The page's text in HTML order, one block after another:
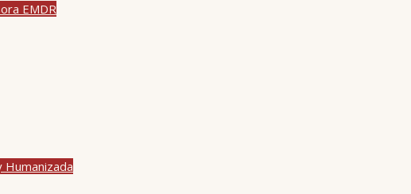
EMDR
Humanizada